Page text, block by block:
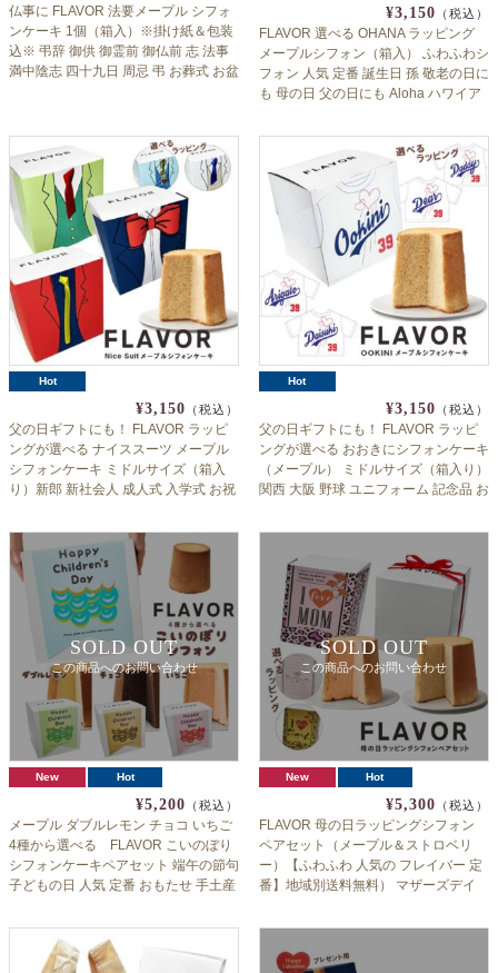
仏事に FLAVOR 法要メープル シフォ
ンケーキ 1個（箱入）※掛け紙＆包装
込※ 弔辞 御供 御霊前 御仏前 志 法事
満中陰志 四十九日 周忌 弔 お葬式 お盆
¥3,150 （税込）
FLAVOR 選べる OHANA ラッピング
メープルシフォン（箱入） ふわふわシ
フォン 人気 定番 誕生日 孫 敬老の日に
も 母の日 父の日にも Aloha ハワイア
道沖縄一部離島のぞく flaall
Hot
¥3,150 （税込）
父の日ギフトにも！ FLAVOR ラッピ
ングが選べる ナイススーツ メープル
シフォンケーキ ミドルサイズ（箱入
り）新郎 新社会人 成人式 入学式 お祝
フレイバー 定番 ホワイトデー 送料無
料（北海道：沖縄：離島除く）
Hot
¥3,150 （税込）
父の日ギフトにも！ FLAVOR ラッピ
ングが選べる おおきにシフォンケーキ
（メープル） ミドルサイズ（箱入り）
関西 大阪 野球 ユニフォーム 記念品 お
気 フレイバー 定番 ホワイトデー 送料
SOLD OUT
この商品へのお問い合わせ
New Hot
¥5,200 （税込）
メープル ダブルレモン チョコ いちご
4種から選べる FLAVOR こいのぼり
シフォンケーキペアセット 端午の節句
子どもの日 人気 定番 おもたせ 手土産
SOLD OUT
この商品へのお問い合わせ
New Hot
¥5,300 （税込）
FLAVOR 母の日ラッピングシフォン
ペアセット（メープル＆ストロベリ
ー）【ふわふわ 人気の フレイバー 定
番】地域別送料無料） マザーズデイ